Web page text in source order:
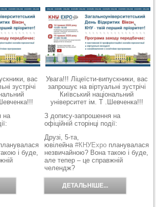
вас
зустрічі
на
і буде,
Увага!!! Ліцеїсти-випускники, вас
запрошує на віртуальні зустрічі
Київський національний
університет ім. Т .Шевченка!!!
З допису-запрошення на
офіційній сторінці події:
Друзі, 5-та,
ювілейна #КНУЕхропланувалася
незвичайною?Вона такою і буде,
але тепер – це справжній
челендж?
ДЕТАЛЬНІШЕ...